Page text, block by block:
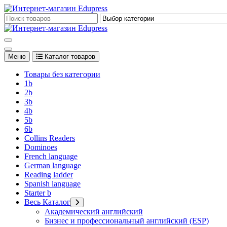
Перейти
к
содержимому
Edupress Uzbekistan, Edupress Узбекистан, книги, учебники на
Меню Каталог товаров
Товары без категории
1b
2b
3b
4b
5b
6b
Collins Readers
Dominoes
French language
German language
Reading ladder
Spanish language
Starter b
Весь Каталог
Академический английский
Бизнес и профессиональный английский (ESP)